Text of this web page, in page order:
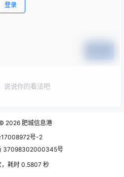
登录
说说你的看法吧
2026 肥城信息港
17008972号-2
37098302000345号
耗时 0.5807 秒